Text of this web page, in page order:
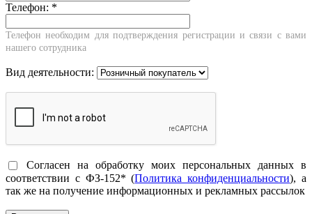
Телефон: *
Телефон необходим для подтверждения регистрации и связи с вами
нашего сотрудника
Вид деятельности:
Согласен на обработку моих персональных данных в
соответствии с ФЗ-152* (Политика конфиденциальности), а
так же на получение информационных и рекламных рассылок